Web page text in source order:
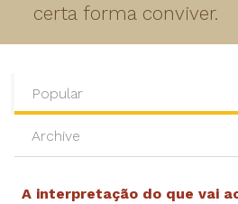
certa forma conviver.
Popular
Archive
A interpretação do que vai